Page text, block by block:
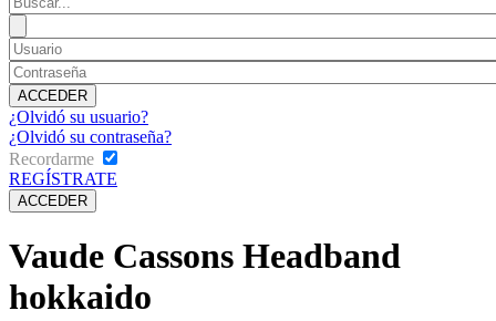
¿Olvidó su usuario?
¿Olvidó su contraseña?
Recordarme
REGÍSTRATE
Vaude Cassons Headband
hokkaido